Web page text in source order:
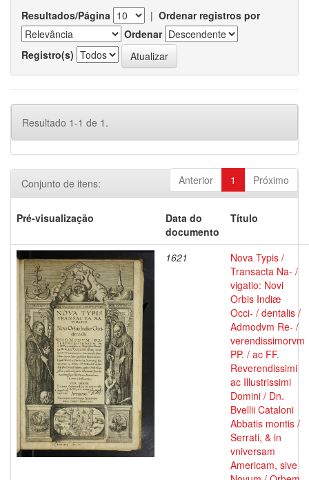
Resultados/Página | Ordenar registros por
Ordenar
Registro(s)
Resultado 1-1 de 1.
Anterior 1 Próximo
Conjunto de itens:
Pré-visualização
Data do
documento
Título
1621
Nova Typis /
Transacta Na- /
vigatio: Novi
Orbis Indiæ
Occi- / dentalis /
Admodvm Re- /
verendissimorvm
PP. / ac FF.
Reverendissimi
ac Illustrissimi
Domini / Dn.
Bvellii Cataloni
Abbatis montis /
Serrati, & in
vniversam
Americam, sive